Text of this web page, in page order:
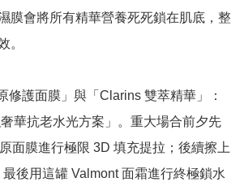
膜會將所有精華營養死死鎖在肌底，整
。
修護面膜」與「Clarins 雙萃精華」：
華抗老水光方案」。重大場合前夕先
面膜進行極限 3D 填充提拉；後續擦上
後用這罐 Valmont 面霜進行終極鎖水